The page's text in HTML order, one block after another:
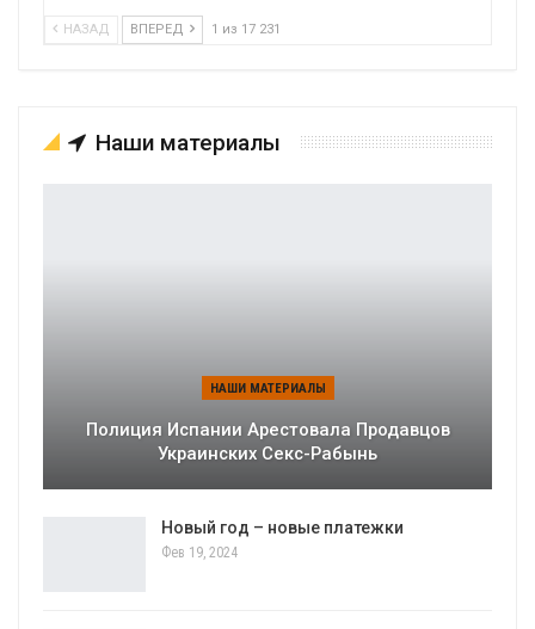
НАЗАД ВПЕРЕД 1 из 17 231
Наши материалы
НАШИ МАТЕРИАЛЫ
Полиция Испании Арестовала Продавцов
Украинских Секс-Рабынь
Новый год – новые платежки
Фев 19, 2024